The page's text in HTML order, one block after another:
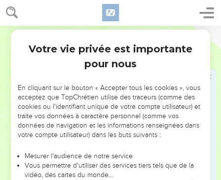
Lévitique 3
Une chèvre , ou un bouc indifféremment (
23
etc.)
Toute graisse . Voir 7.25
Avant de passer aux sacrifices nouveaux que Moïse
instituera, rappelons brièvement l'idée des trois sacrifices
primitifs, que nous venons d'étudier.
L'holocausterépond au besoin que l'homme éprouve
mais qu'il s'est rendu propice.
Dans l'oblation il s'agit pour l'homme de montrer à Dieu
Votre vie privée est importante
pour nous
En cliquant sur le bouton « Accepter tous les cookies », vous
acceptez que TopChrétien utilise des traceurs (comme des
cookies ou l'identifiant unique de votre compte utilisateur) et
traite vos données à caractère personnel (comme vos
données de navigation et les informations renseignées dans
votre compte utilisateur) dans les buts suivants :
Mesurer l'audience de notre service
Vous permettre d'utiliser des services tiers tels que de la
vidéo, des cartes du monde…